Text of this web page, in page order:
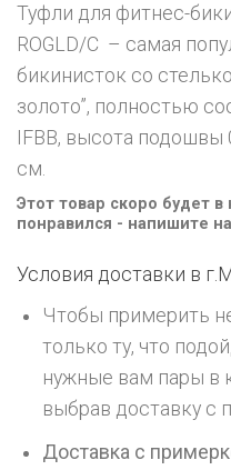
Туфли для фитнес-
ROGLD/C – самая
бикинисток со
золото”, полностью
IFBB, высота подошвы
см.
Этот товар скоро будет
понравился - напишите
Условия доставки в г.
Чтобы примерить
только ту, что
нужные вам пары в
выбрав доставку с
Доставка с